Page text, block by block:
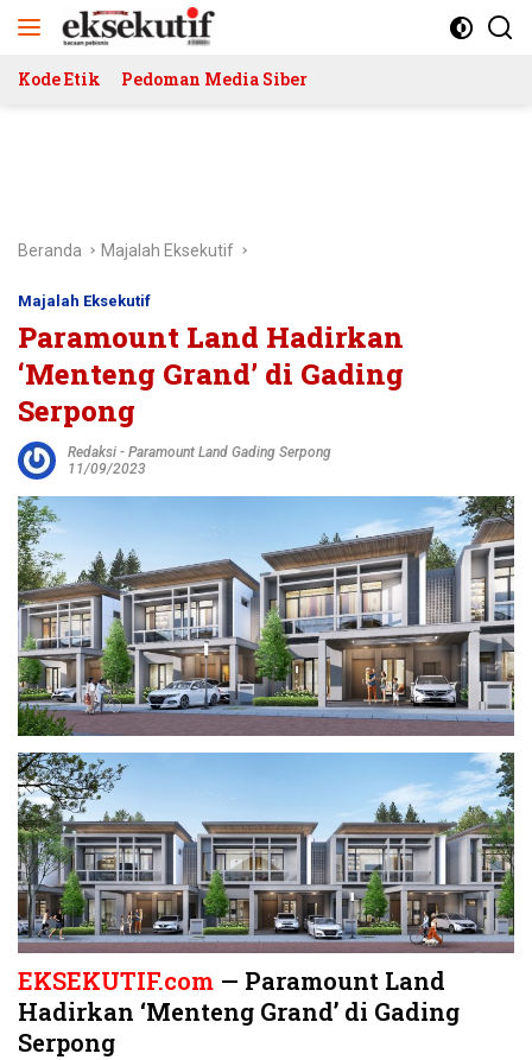
Kode Etik Pedoman Media Siber
Beranda Majalah Eksekutif
Majalah Eksekutif
Paramount Land Hadirkan
‘Menteng Grand’ di Gading
Serpong
Redaksi - Paramount Land Gading Serpong
11/09/2023
EKSEKUTIF.com — Paramount Land
Hadirkan ‘Menteng Grand’ di Gading
Serpong